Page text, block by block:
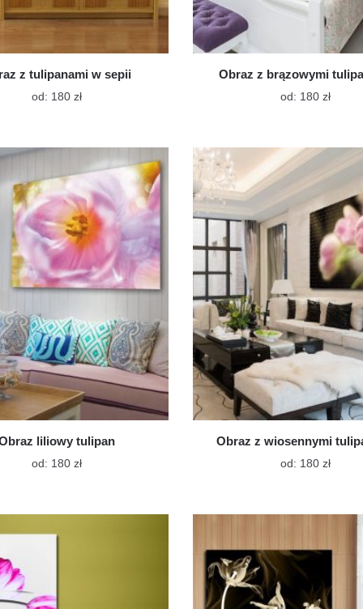
z tulipanami w sepii
od: 180 złTen
wiele
wariantów.
Opcje
można
wybrać
na
stronie
produktu
Obraz z brązowymi
od: 180 złTen
wiele
na
liliowy tulipan
od: 180 złTen
wiele
Obraz z wiosennymi
od: 180 złTen
wiele
Opcje
wybrać
na